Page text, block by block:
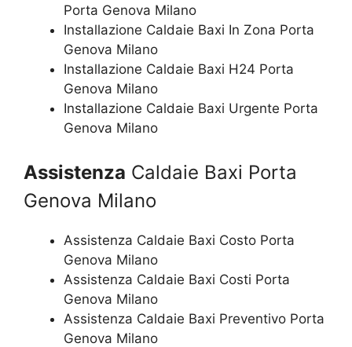
Porta Genova Milano
Installazione Caldaie Baxi In Zona Porta
Genova Milano
Installazione Caldaie Baxi H24 Porta
Genova Milano
Installazione Caldaie Baxi Urgente Porta
Genova Milano
Assistenza Caldaie Baxi Porta
Genova Milano
Assistenza Caldaie Baxi Costo Porta
Genova Milano
Assistenza Caldaie Baxi Costi Porta
Genova Milano
Assistenza Caldaie Baxi Preventivo Porta
Genova Milano